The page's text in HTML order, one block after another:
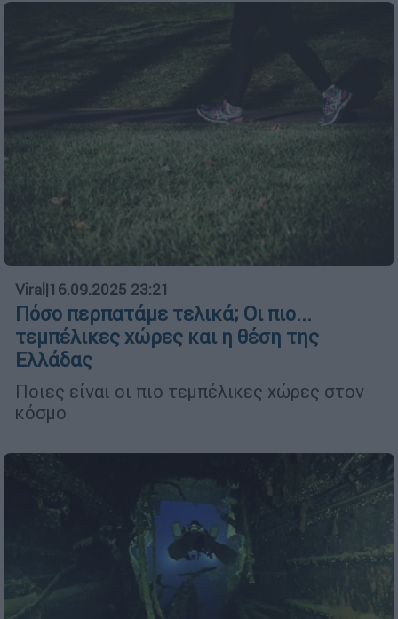
Viral|16.09.2025 23:21
Πόσο περπατάμε τελικά; Οι πιο...
τεμπέλικες χώρες και η θέση της
Ελλάδας
Ποιες είναι οι πιο τεμπέλικες χώρες στον
κόσμο